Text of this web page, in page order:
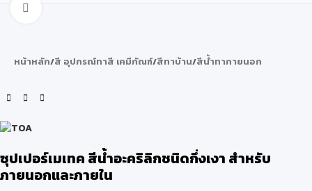
Click to enlarge
หน้าหลัก/สี อุปกรณ์ทาสี เคมีภัณฑ์/สีทาบ้าน/สีน้ำทาภายนอก
ซุปเปอร์เมเทค สีน้ำอะคริลิกชนิดกึ่งเงา สําหรับ
ภายนอกและภายใน